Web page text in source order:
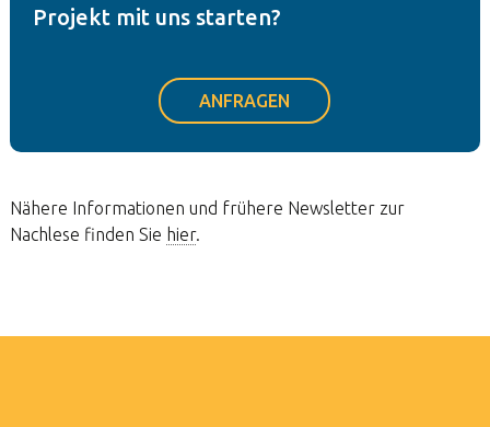
Projekt mit uns starten?
ANFRAGEN
Nähere Informationen und frühere Newsletter zur
Nachlese finden Sie hier.